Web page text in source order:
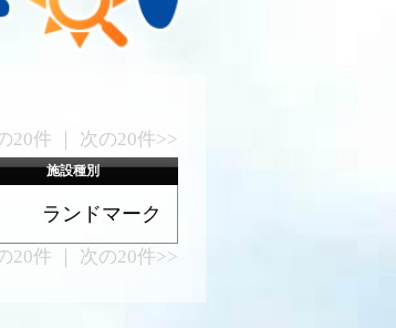
20件 ｜ 次の20件>>
施設種別
ランドマーク
20件 ｜ 次の20件>>